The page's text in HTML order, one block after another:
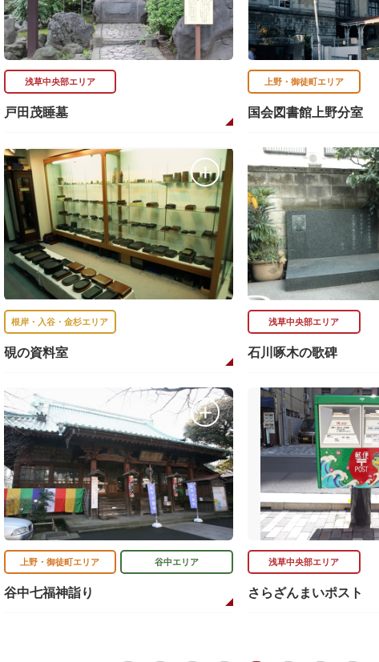
浅草中央部エリア
戸田茂睡墓
上野・御徒町エリア
国会図書館上野分室
根岸・入谷・金杉エリア
硯の資料室
浅草中央部エリア
石川啄木の歌碑
上野・御徒町エリア 谷中エリア
谷中七福神詣り
浅草中央部エリア
さらざんまいポスト